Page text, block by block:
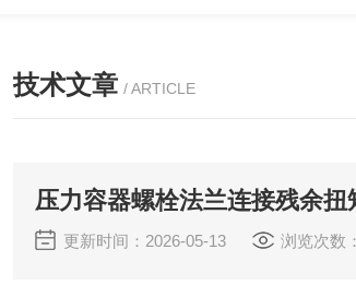
技术文章 / ARTICLE
压力容器螺栓法兰连接残余
更新时间：2026-05-13 浏览次数